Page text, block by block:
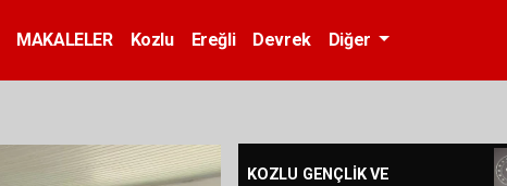
MAKALELER Kozlu Ereğli Devrek Diğer
KOZLU GENÇLİK VE